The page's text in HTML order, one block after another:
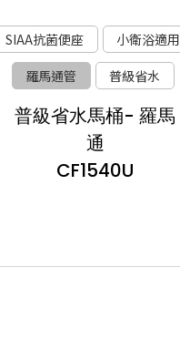
SIAA抗菌便座
小衛浴適用
羅馬通管
普級省水
普級省水馬桶- 羅馬
通
CF1540U